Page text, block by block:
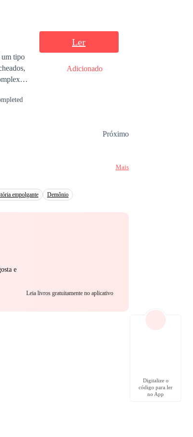
mais
um tipo
esse
Ler
Adicionado
Próximo
Mais
empolgante Demônio
e
Leia livros gratuitamente no aplicativo
Digitalize o
código para ler
no App